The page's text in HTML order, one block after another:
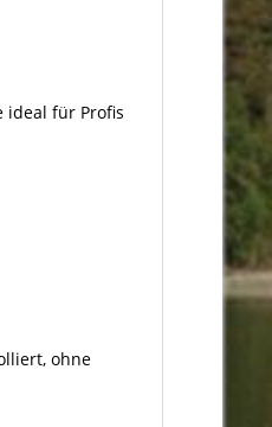
ideal für Profis
ohne